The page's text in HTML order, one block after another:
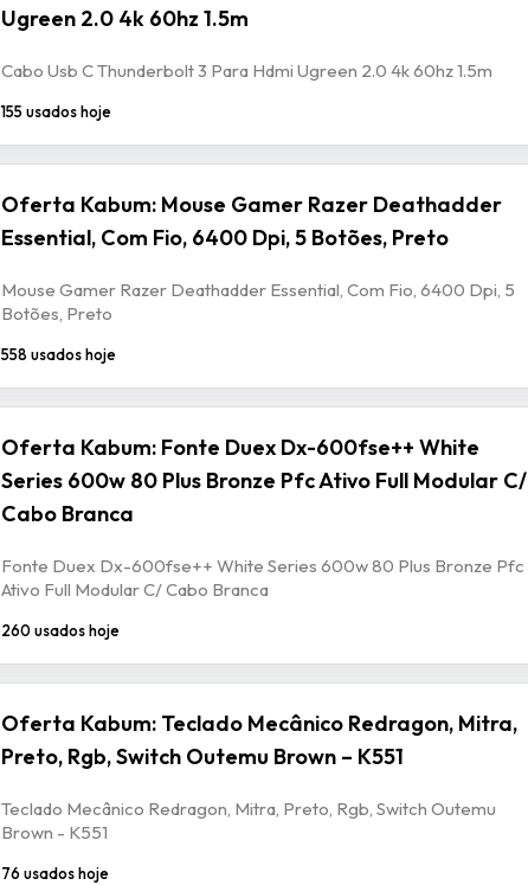
Ugreen 2.0 4k 60hz 1.5m
Cabo Usb C Thunderbolt 3 Para Hdmi Ugreen 2.0 4k 60hz 1.5m
155 usados hoje
Oferta Kabum: Mouse Gamer Razer Deathadder
Essential, Com Fio, 6400 Dpi, 5 Botões, Preto
Mouse Gamer Razer Deathadder Essential, Com Fio, 6400 Dpi, 5
Botões, Preto
558 usados hoje
Oferta Kabum: Fonte Duex Dx-600fse++ White
Series 600w 80 Plus Bronze Pfc Ativo Full Modular C/
Cabo Branca
Fonte Duex Dx-600fse++ White Series 600w 80 Plus Bronze Pfc
Ativo Full Modular C/ Cabo Branca
260 usados hoje
Oferta Kabum: Teclado Mecânico Redragon, Mitra,
Preto, Rgb, Switch Outemu Brown – K551
Teclado Mecânico Redragon, Mitra, Preto, Rgb, Switch Outemu
Brown - K551
76 usados hoje